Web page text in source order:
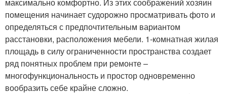
помещения начинает судорожно просматривать фото и
определяться с предпочтительным вариантом
расстановки, расположения мебели. 1-комнатная жилая
площадь в силу ограниченности пространства создает
ряд понятных проблем при ремонте –
многофункциональность и простор одновременно
вообразить себе крайне сложно.